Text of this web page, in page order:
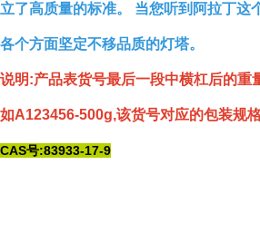
立了高质量的标准。 当您听到阿拉丁这
各个方面坚定不移品质的灯塔。
说明:产品表货号最后一段中横杠后的重
如A123456-500g,该货号对应的包装规格
CAS号:83933-17-9